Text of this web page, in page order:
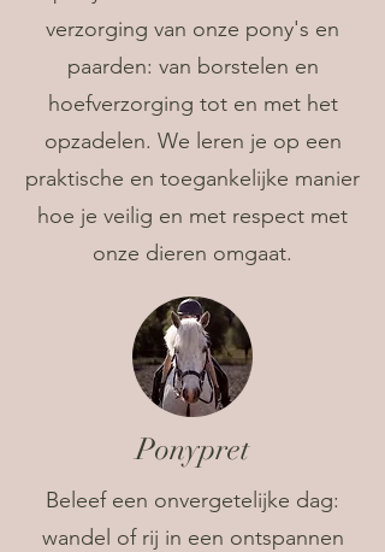
verzorging van onze pony's en
paarden: van borstelen en
hoefverzorging tot en met het
opzadelen. We leren je op een
praktische en toegankelijke manier
hoe je veilig en met respect met
onze dieren omgaat.
Ponypret
Beleef een onvergetelijke dag:
wandel of rij in een ontspannen